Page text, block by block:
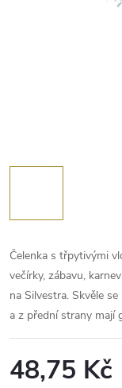
Čelenka s třpytivými
večírky, zábavu,
na Silvestra. Skvěle
a z přední strany mají
48,75 Kč